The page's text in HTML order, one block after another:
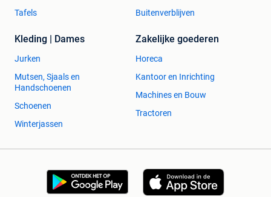
Tafels
Buitenverblijven
Kleding | Dames
Jurken
Mutsen, Sjaals en
Handschoenen
Schoenen
Winterjassen
Zakelijke goederen
Horeca
Kantoor en Inrichting
Machines en Bouw
Tractoren